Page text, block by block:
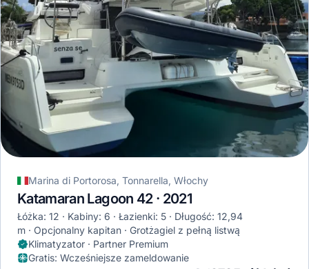
Marina di Portorosa, Tonnarella, Włochy
Katamaran Lagoon 42 · 2021
Łóżka: 12 Kabiny: 6 Łazienki: 5
Długość: 12,94
m
Opcjonalny kapitan
Grotżagiel z pełną listwą
Klimatyzator · Partner Premium
Gratis: Wcześniejsze zameldowanie